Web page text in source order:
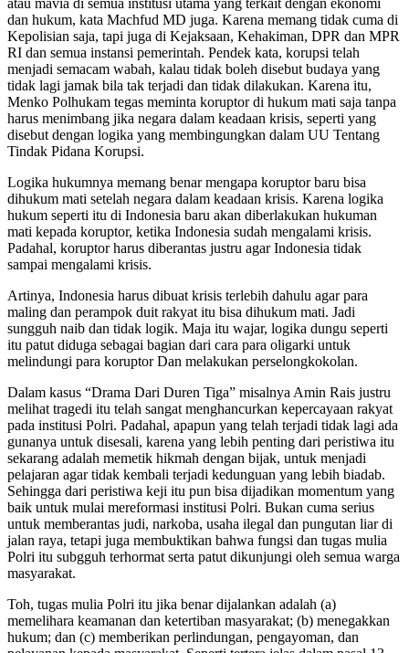
atau mavia di semua institusi utama yang terkait dengan ekonomi
dan hukum, kata Machfud MD juga. Karena memang tidak cuma di
Kepolisian saja, tapi juga di Kejaksaan, Kehakiman, DPR dan MPR
RI dan semua instansi pemerintah. Pendek kata, korupsi telah
menjadi semacam wabah, kalau tidak boleh disebut budaya yang
tidak lagi jamak bila tak terjadi dan tidak dilakukan. Karena itu,
Menko Polhukam tegas meminta koruptor di hukum mati saja tanpa
harus menimbang jika negara dalam keadaan krisis, seperti yang
disebut dengan logika yang membingungkan dalam UU Tentang
Tindak Pidana Korupsi.
Logika hukumnya memang benar mengapa koruptor baru bisa
dihukum mati setelah negara dalam keadaan krisis. Karena logika
hukum seperti itu di Indonesia baru akan diberlakukan hukuman
mati kepada koruptor, ketika Indonesia sudah mengalami krisis.
Padahal, koruptor harus diberantas justru agar Indonesia tidak
sampai mengalami krisis.
Artinya, Indonesia harus dibuat krisis terlebih dahulu agar para
maling dan perampok duit rakyat itu bisa dihukum mati. Jadi
sungguh naib dan tidak logik. Maja itu wajar, logika dungu seperti
itu patut diduga sebagai bagian dari cara para oligarki untuk
melindungi para koruptor Dan melakukan perselongkokolan.
Dalam kasus “Drama Dari Duren Tiga” misalnya Amin Rais justru
melihat tragedi itu telah sangat menghancurkan kepercayaan rakyat
pada institusi Polri. Padahal, apapun yang telah terjadi tidak lagi ada
gunanya untuk disesali, karena yang lebih penting dari peristiwa itu
sekarang adalah memetik hikmah dengan bijak, untuk menjadi
pelajaran agar tidak kembali terjadi kedunguan yang lebih biadab.
Sehingga dari peristiwa keji itu pun bisa dijadikan momentum yang
baik untuk mulai mereformasi institusi Polri. Bukan cuma serius
untuk memberantas judi, narkoba, usaha ilegal dan pungutan liar di
jalan raya, tetapi juga membuktikan bahwa fungsi dan tugas mulia
Polri itu subgguh terhormat serta patut dikunjungi oleh semua warga
masyarakat.
Toh, tugas mulia Polri itu jika benar dijalankan adalah (a)
memelihara keamanan dan ketertiban masyarakat; (b) menegakkan
hukum; dan (c) memberikan perlindungan, pengayoman, dan